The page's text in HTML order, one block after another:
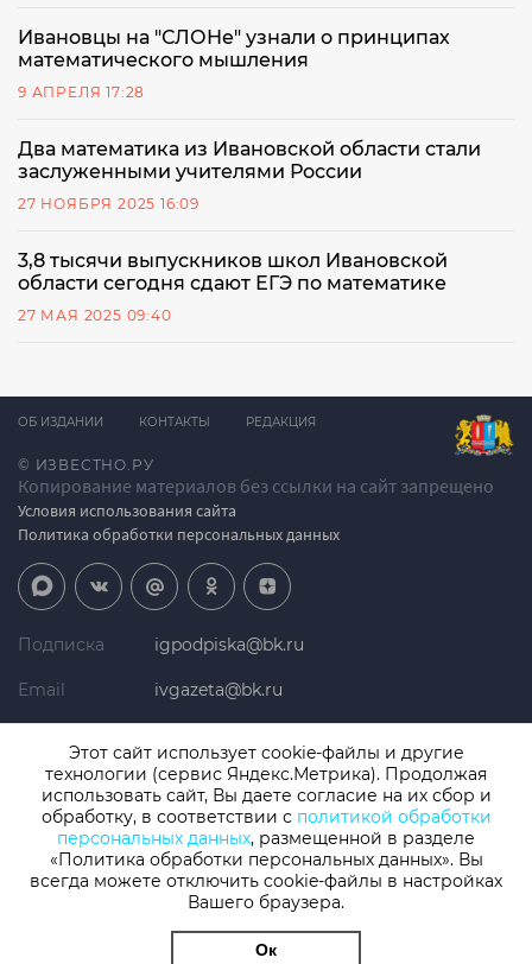
Ивановцы на "СЛОНе" узнали о принципах
математического мышления
9 АПРЕЛЯ 17:28
Два математика из Ивановской области стали
заслуженными учителями России
27 НОЯБРЯ 2025 16:09
3,8 тысячи выпускников школ Ивановской
области сегодня сдают ЕГЭ по математике
27 МАЯ 2025 09:40
© ИЗВЕСТНО.РУ
Копирование материалов без ссылки на сайт запрещено
Условия использования сайта
Политика обработки персональных данных
ОБ ИЗДАНИИ КОНТАКТЫ РЕДАКЦИЯ
Подписка igpodpiska@bk.ru
Email ivgazeta@bk.ru
Телефон +7 (4932) 41-94-81
СМИ: Izvestno.ru. Реестровая запись 08.11.2019 серия ЭЛ № ФС 77 -
77192, зарегистрировано Роскомнадзором
Учредитель: БУ «Ивановские газеты». Главный редактор:
Этот сайт использует cookie-файлы и другие
технологии (сервис Яндекс.Метрика). Продолжая
использовать сайт, Вы даете согласие на их сбор и
обработку, в соответствии с политикой обработки
персональных данных, размещенной в разделе
«Политика обработки персональных данных». Вы
всегда можете отключить cookie-файлы в настройках
Вашего браузера.
Ок